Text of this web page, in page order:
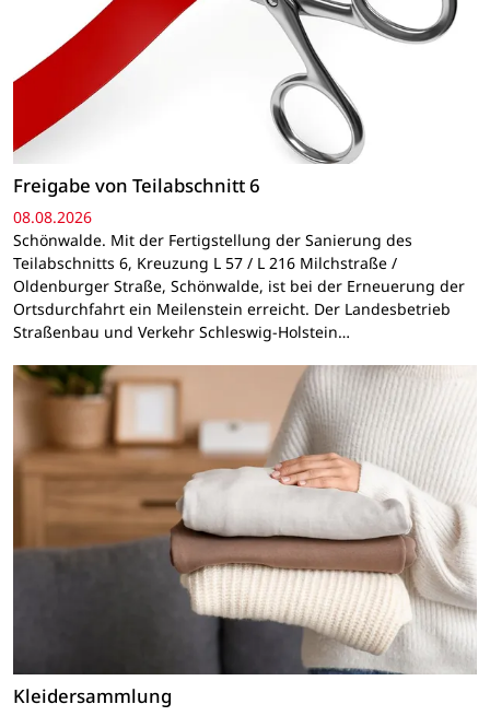
Freigabe von Teilabschnitt 6
08.08.2026
Schönwalde. Mit der Fertigstellung der Sanierung des
Teilabschnitts 6, Kreuzung L 57 / L 216 Milchstraße /
Oldenburger Straße, Schönwalde, ist bei der Erneuerung der
Ortsdurchfahrt ein Meilenstein erreicht. Der Landesbetrieb
Straßenbau und Verkehr Schleswig-Holstein…
Kleidersammlung